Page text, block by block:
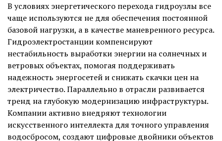
В условиях энергетического перехода гидроузлы все
чаще используются не для обеспечения постоянной
базовой нагрузки, а в качестве маневренного ресурса.
Гидроэлектростанции компенсируют
нестабильность выработки энергии на солнечных и
ветровых объектах, помогая поддерживать
надежность энергосетей и снижать скачки цен на
электричество. Параллельно в отрасли развивается
тренд на глубокую модернизацию инфраструктуры.
Компании активно внедряют технологии
искусственного интеллекта для точного управления
водосбросом, создают цифровые двойники объектов